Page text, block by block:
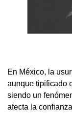
En México, la
aunque tipificado
siendo un
afecta la